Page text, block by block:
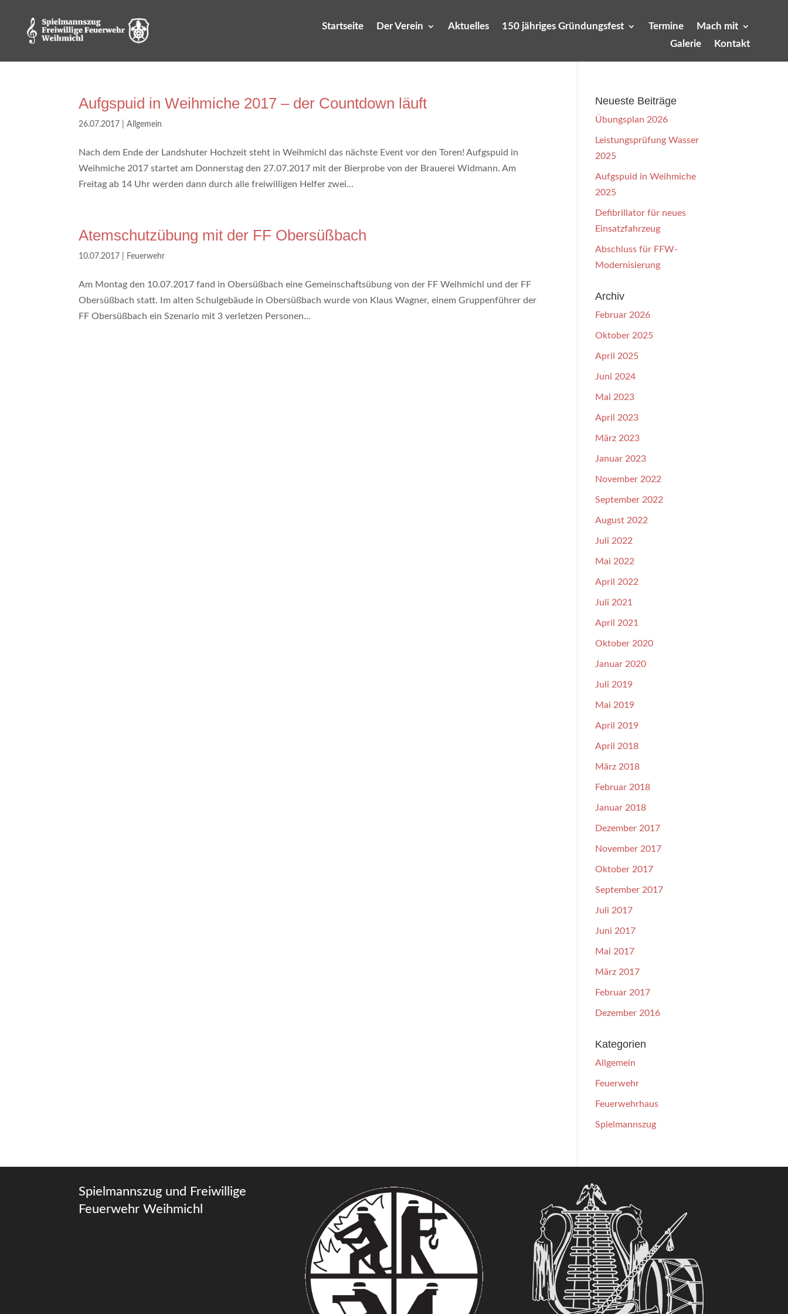
Startseite Der Verein Aktuelles 150 jähriges Gründungsfest Termine
Mach mit
Galerie
Kontakt
Aufgspuid in Weihmiche 2017 – der Countdown läuft
26.07.2017 |Allgemein
Nach dem Ende der Landshuter Hochzeit steht in Weihmichl das nächste Event vor den Toren! Aufgspuid in
Weihmiche 2017 startet am Donnerstag den 27.07.2017 mit der Bierprobe von der Brauerei Widmann. Am
Freitag ab 14 Uhr werden dann durch alle freiwilligen Helfer zwei...
Atemschutzübung mit der FF Obersüßbach
10.07.2017 Feuerwehr
Am Montag den 10.07.2017 fand in Obersüßbach eine Gemeinschaftsübung von der FF Weihmichl und der FF
Obersüßbach statt. Im alten Schulgebäude in Obersüßbach wurde von Klaus Wagner, einem Gruppenführer der
FF Obersüßbach ein Szenario mit 3 verletzen Personen...
Neueste Beiträge
Übungsplan 2026
Leistungsprüfung Wasser
2025
Aufgspuid in Weihmiche
2025
Defibrillator für neues
Einsatzfahrzeug
Abschluss für FFW-
Modernisierung
Archiv
Februar 2026
Oktober 2025
April 2025
Juni 2024
Mai 2023
April 2023
März 2023
Januar 2023
November 2022
September 2022
August 2022
Juli 2022
Mai 2022
April 2022
Juli 2021
April 2021
Oktober 2020
Januar 2020
Juli 2019
Mai 2019
April 2019
April 2018
März 2018
Februar 2018
Januar 2018
Dezember 2017
November 2017
Oktober 2017
September 2017
Juli 2017
Juni 2017
Mai 2017
März 2017
Februar 2017
Dezember 2016
Kategorien
Allgemein
Feuerwehr
Feuerwehrhaus
Spielmannszug
Spielmannszug und Freiwillige
Feuerwehr Weihmichl